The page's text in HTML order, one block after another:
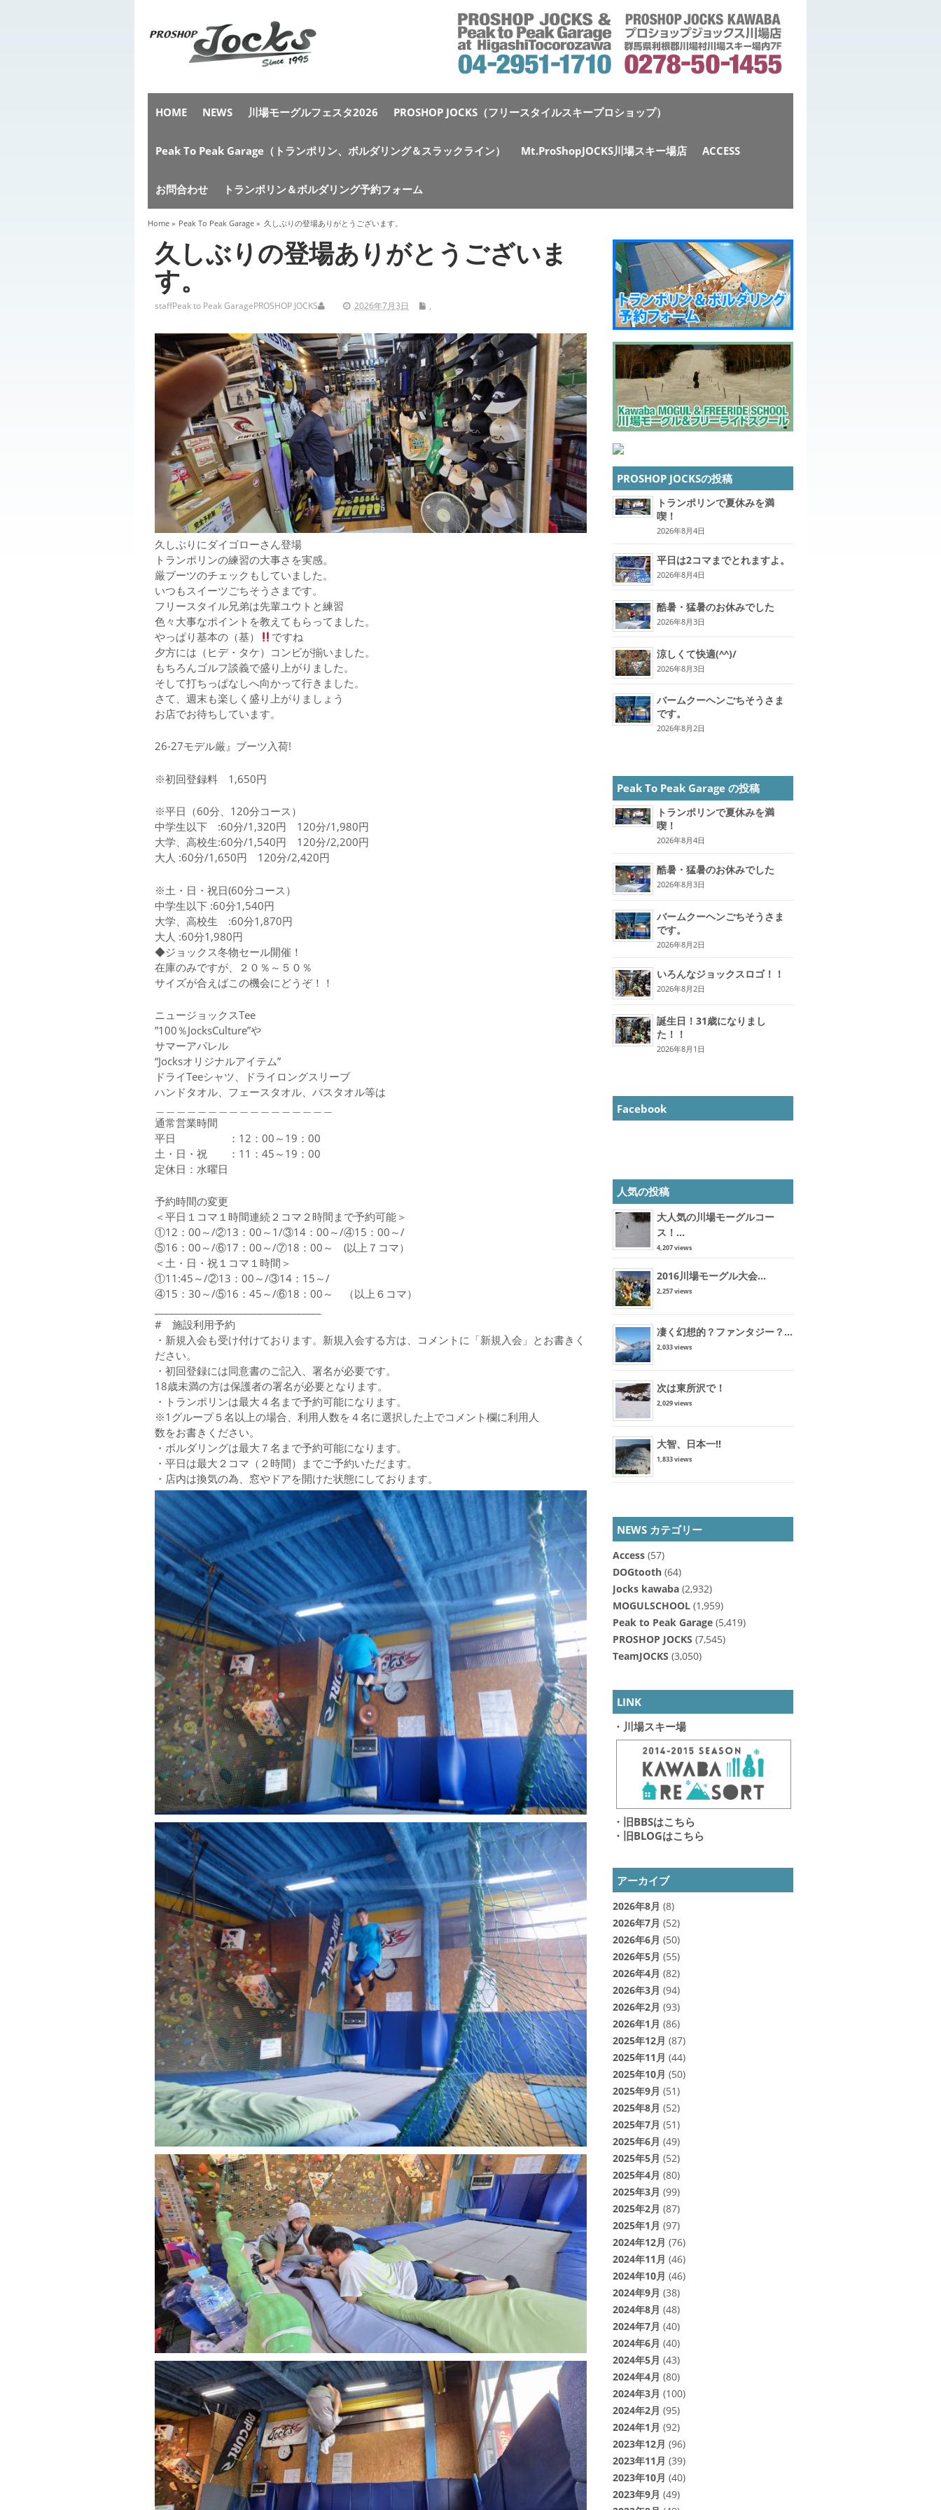
HOME NEWS 川場モーグルフェスタ2026 PROSHOP JOCKS（フリースタイルスキープロショップ）
Peak To Peak Garage（トランポリン、ボルダリング＆スラックライン） Mt.ProShopJOCKS川場スキー場店 ACCESS
お問合わせ トランポリン＆ボルダリング予約フォーム
Home » Peak To Peak Garage » 久しぶりの登場ありがとうございます。
久しぶりの登場ありがとうございま
す。
staff 2026年7月3日
Peak to Peak Garage ,
PROSHOP JOCKS
久しぶりにダイゴローさん登場
トランポリンの練習の大事さを実感。
厳ブーツのチェックもしていました。
いつもスイーツごちそうさまです。
フリースタイル兄弟は先輩ユウトと練習
色々大事なポイントを教えてもらってました。
やっぱり基本の（基）
ですね
夕方には（ヒデ・タケ）コンビが揃いました。
もちろんゴルフ談義で盛り上がりました。
そして打ちっぱなしへ向かって行きました。
さて、週末も楽しく盛り上がりましょう
お店でお待ちしています。
26-27モデル厳』ブーツ入荷!
※初回登録料 1,650円
※平日（60分、120分コース）
中学生以下 :60分/1,320円 120分/1,980円
大学、高校生:60分/1,540円 120分/2,200円
大人 :60分/1,650円 120分/2,420円
※土・日・祝日(60分コース）
中学生以下 :60分1,540円
大学、高校生 :60分1,870円
大人 :60分1,980円
◆ジョックス冬物セール開催！
在庫のみですが、２０％～５０％
サイズが合えばこの機会にどうぞ！！
ニュージョックスTee
”100％JocksCulture”や
サマーアパレル
“Jocksオリジナルアイテム”
ドライTeeシャツ、ドライロングスリーブ
ハンドタオル、フェースタオル、バスタオル等は
通常営業時間
平日 ：12：00～19：00
土・日・祝 ：11：45～19：00
定休日：水曜日
予約時間の変更
＜平日１コマ１時間連続２コマ２時間まで予約可能＞
①12：00～/②13：00～1/③14：00～/④15：00～/
⑤16：00～/⑥17：00～/⑦18：00～ (以上７コマ）
＜土・日・祝１コマ１時間＞
①11:45～/②13：00～/③14：15～/
④15：30～/⑤16：45～/⑥18：00～ （以上６コマ）
# 施設利用予約
・新規入会も受け付けております。新規入会する方は、コメントに「新規入会」とお書きく
ださい。
・初回登録には同意書のご記入、署名が必要です。
18歳未満の方は保護者の署名が必要となります。
・トランポリンは最大４名まで予約可能になります。
※1グループ５名以上の場合、利用人数を４名に選択した上でコメント欄に利用人
数をお書きください。
・ボルダリングは最大７名まで予約可能になります。
・平日は最大２コマ（２時間）までご予約いただます。
・店内は換気の為、窓やドアを開けた状態にしております。
PROSHOP JOCKSの投稿
トランポリンで夏休みを満
喫！
2026年8月4日
平日は2コマまでとれますよ。
2026年8月4日
酷暑・猛暑のお休みでした
2026年8月3日
涼しくて快適(^^)/
2026年8月3日
バームクーヘンごちそうさま
です。
2026年8月2日
Peak To Peak Garage の投稿
トランポリンで夏休みを満
喫！
2026年8月4日
酷暑・猛暑のお休みでした
2026年8月3日
バームクーヘンごちそうさま
です。
2026年8月2日
いろんなジョックスロゴ！！
2026年8月2日
誕生日！31歳になりまし
た！！
2026年8月1日
Facebook
人気の投稿
大人気の川場モーグルコー
ス！...
4,207 views
2016川場モーグル大会...
2,257 views
凄く幻想的？ファンタジー？...
2,033 views
次は東所沢で！
2,029 views
大智、日本一!!
1,833 views
NEWS カテゴリー
Access(57)
DOGtooth(64)
Jocks kawaba(2,932)
MOGULSCHOOL(1,959)
Peak to Peak Garage(5,419)
PROSHOP JOCKS (7,545)
TeamJOCKS (3,050)
LINK
・川場スキー場
・旧BBSはこちら
・旧BLOGはこちら
アーカイブ
2026年8月 (8)
2026年7月 (52)
2026年6月 (50)
2026年5月 (55)
2026年4月 (82)
2026年3月 (94)
2026年2月 (93)
2026年1月 (86)
2025年12月 (87)
2025年11月 (44)
2025年10月 (50)
2025年9月 (51)
2025年8月 (52)
2025年7月 (51)
2025年6月 (49)
2025年5月 (52)
2025年4月 (80)
2025年3月 (99)
2025年2月 (87)
2025年1月 (97)
2024年12月 (76)
2024年11月 (46)
2024年10月 (46)
2024年9月 (38)
2024年8月 (48)
2024年7月 (40)
2024年6月 (40)
2024年5月 (43)
2024年4月 (80)
2024年3月 (100)
2024年2月 (95)
2024年1月 (92)
2023年12月 (96)
2023年11月 (39)
2023年10月 (40)
2023年9月 (49)